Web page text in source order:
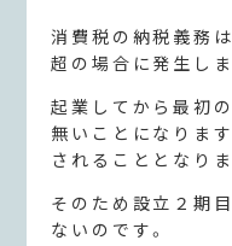
消費税の納税義務
超の場合に発生しま
起業してから最初
無いことになりま
されることとなりま
そのため設立２期
ないのです。